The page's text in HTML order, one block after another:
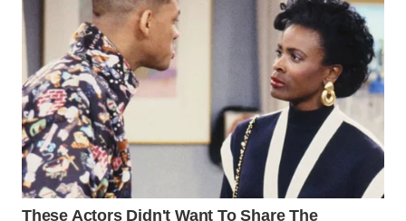
WAHANA
ADVOKAT
WAHANA
INFRASTRUKTUR
WAHANA